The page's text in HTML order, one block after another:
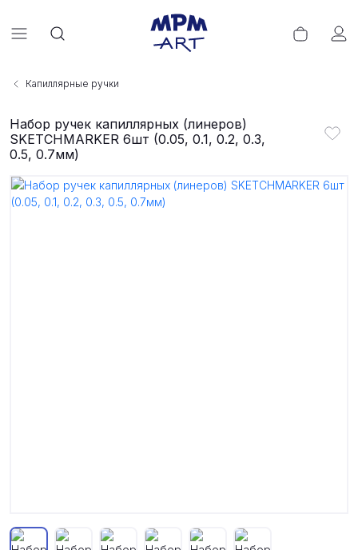
Капиллярные ручки
Набор ручек капиллярных (линеров)
SKETCHMARKER 6шт (0.05, 0.1, 0.2, 0.3,
0.5, 0.7мм)